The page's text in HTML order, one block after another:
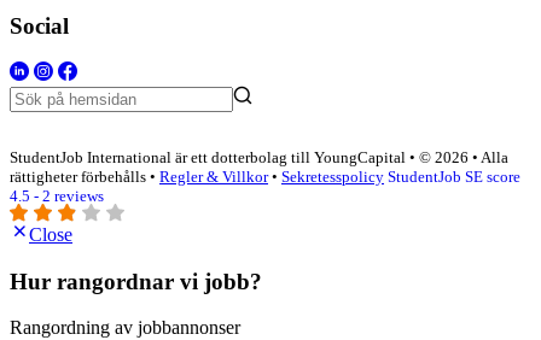
Social
StudentJob International är ett dotterbolag till YoungCapital • © 2026 • Alla
rättigheter förbehålls • Regler & Villkor• Sekretesspolicy StudentJob SE score
4.5 - 2 reviews
Close
Hur rangordnar vi jobb?
Rangordning av jobbannonser